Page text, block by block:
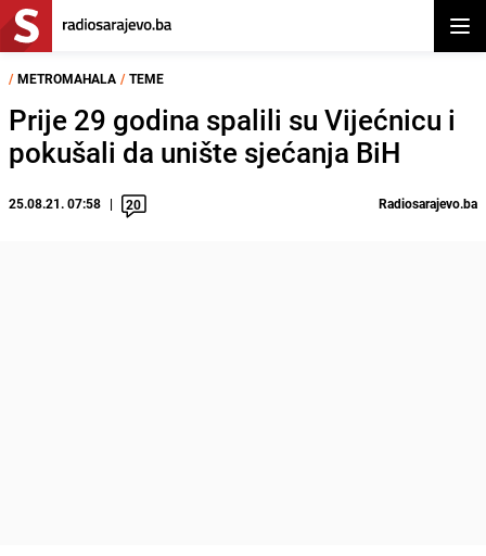
/ METROMAHALA / TEME
Prije 29 godina spalili su Vijećnicu i
pokušali da unište sjećanja BiH
25.08.21. 07:58 20 Radiosarajevo.ba